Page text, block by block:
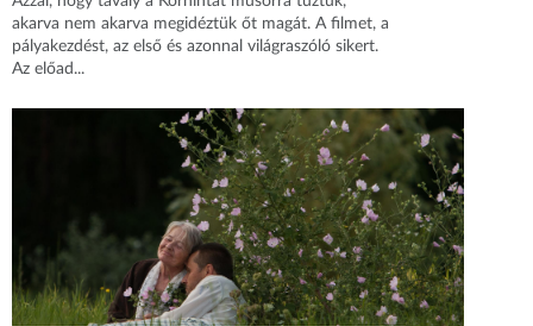
akarva nem akarva megidéztük őt magát. A filmet, a
pályakezdést, az első és azonnal világraszóló sikert.
Az előad...